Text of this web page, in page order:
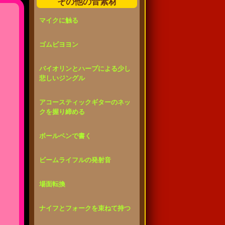
マイクに触る
ゴムビヨヨン
バイオリンとハープによる少し
悲しいジングル
アコースティックギターのネッ
クを握り締める
ボールペンで書く
ビームライフルの発射音
場面転換
ナイフとフォークを束ねて持つ